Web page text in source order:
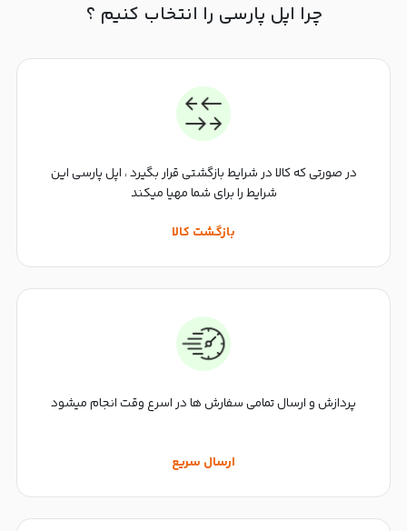
چرا اپل پارسی را انتخاب کنیم ؟
در صورتی که کالا در شرایط بازگشتی قرار بگیرد ، اپل پارسی این
شرایط را برای شما مهیا میکند
بازگشت کالا
پردازش و ارسال تمامی سفارش ها در اسرع وقت انجام میشود
ارسال سریع